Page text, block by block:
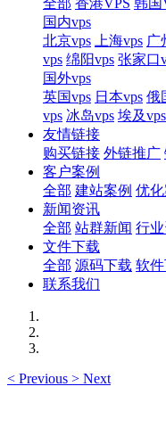
全部 香港VPS 韩国
国内vps
北京vps
上海vps 广
vps 绵阳vps 张家口
国外vps
英国vps 日本vps 俄
vps 冰岛vps 埃及vps
友情链接
购买链接 外链推广
客户案例
全部 建站案例 优化
新闻资讯
全部 站群新闻 行
文件下载
全部 源码下载 软
联系我们
< Previous > Next